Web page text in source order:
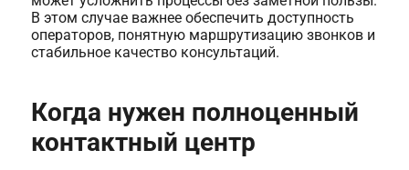
В этом случае важнее обеспечить доступность
операторов, понятную маршрутизацию звонков и
стабильное качество консультаций.
Когда нужен полноценный
контактный центр